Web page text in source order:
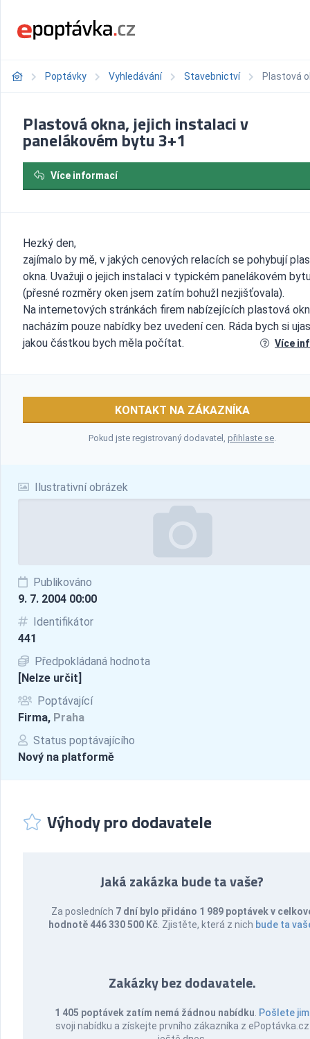
Poptávky Vyhledávání Stavebnictví Plastová
Ilustrativní obrázek
Publikováno
9. 7. 2004 00:00
Identifikátor
441
Předpokládaná hodnota
[Nelze určit]
Poptávající
Firma, Praha
Status poptávajícího
Nový na platformě
Plastová okna, jejich instalaci v
panelákovém bytu 3+1
Více informací
Hezký den,
zajímalo by mě, v jakých cenových relacích se pohybují
okna. Uvažuji o jejich instalaci v typickém panelákovém
(přesné rozměry oken jsem zatím bohužl nezjišťovala).
Na internetových stránkách firem nabízejících plastová
nacházím pouze nabídky bez uvedení cen. Ráda bych si
jakou částkou bych měla počítat.
Více
KONTAKT NA ZÁKAZNÍKA
Pokud jste registrovaný dodavatel, přihlaste se.
Výhody pro dodavatele
Jaká zakázka bude ta vaše?
Za posledních 7 dní bylo přidáno 1 989 poptávek v
hodnotě 446 330 500 Kč . Zjistěte, která z nich bude ta
Zakázky bez dodavatele.
1 405 poptávek zatím nemá žádnou nabídku Pošlete jim
svoji nabídku a získejte prvního zákazníka z ePoptávka.cz